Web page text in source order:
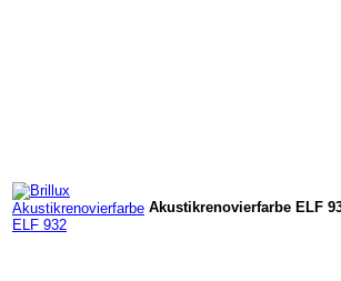
Akustikrenovierfarbe ELF